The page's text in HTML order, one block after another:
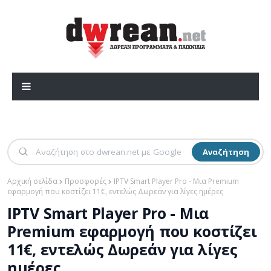
Αναζήτηση
Αρχική σελίδα Προσφορές
IPTV Smart Player Pro - Μια Premium
εφαρμογή που κοστίζει 11€, εντελώς Δωρεάν για λίγες ημέρες
IPTV Smart Player Pro - Μια
Premium εφαρμογή που κοστίζει
11€, εντελώς Δωρεάν για λίγες